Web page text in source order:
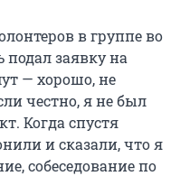
в группе во
подал заявку на
— хорошо, не
честно, я не был
Когда спустя
и сказали, что я
собеседование по